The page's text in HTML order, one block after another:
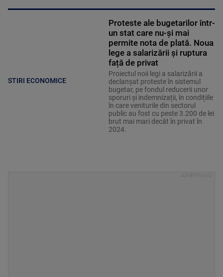
STIRI ECONOMICE
Proteste ale bugetarilor într-
un stat care nu-și mai
permite nota de plată. Noua
lege a salarizării și ruptura
față de privat
Proiectul noii legi a salarizării a
declanșat proteste în sistemul
bugetar, pe fondul reducerii unor
sporuri și indemnizații, în condițiile
în care veniturile din sectorul
public au fost cu peste 3.200 de lei
brut mai mari decât în privat în
2024.